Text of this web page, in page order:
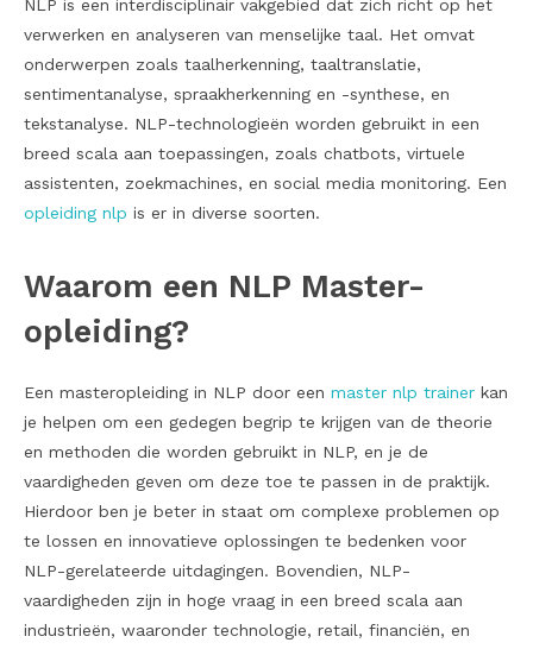
NLP is een interdisciplinair vakgebied dat zich richt op het
verwerken en analyseren van menselijke taal. Het omvat
onderwerpen zoals taalherkenning, taaltranslatie,
sentimentanalyse, spraakherkenning en -synthese, en
tekstanalyse. NLP-technologieën worden gebruikt in een
breed scala aan toepassingen, zoals chatbots, virtuele
assistenten, zoekmachines, en social media monitoring. Een
opleiding nlp is er in diverse soorten.
Waarom een NLP Master-
opleiding?
Een masteropleiding in NLP door een master nlp trainer kan
je helpen om een gedegen begrip te krijgen van de theorie
en methoden die worden gebruikt in NLP, en je de
vaardigheden geven om deze toe te passen in de praktijk.
Hierdoor ben je beter in staat om complexe problemen op
te lossen en innovatieve oplossingen te bedenken voor
NLP-gerelateerde uitdagingen. Bovendien, NLP-
vaardigheden zijn in hoge vraag in een breed scala aan
industrieën, waaronder technologie, retail, financiën, en